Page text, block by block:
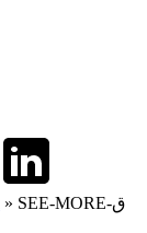
»
SEE-MORE-ق